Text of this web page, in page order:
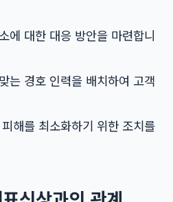
에 대한 대응 방안을 마련합니
는 경호 인력을 배치하여 고객
해를 최소화하기 위한 조치를